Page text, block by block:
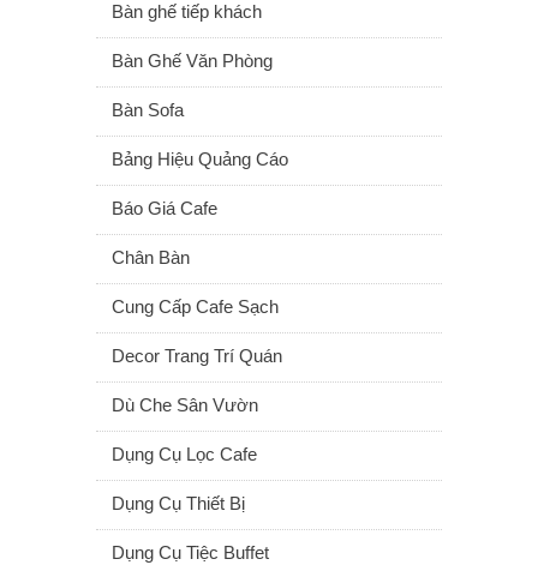
Bàn ghế tiếp khách
Bàn Ghế Văn Phòng
Bàn Sofa
Bảng Hiệu Quảng Cáo
Báo Giá Cafe
Chân Bàn
Cung Cấp Cafe Sạch
Decor Trang Trí Quán
Dù Che Sân Vườn
Dụng Cụ Lọc Cafe
Dụng Cụ Thiết Bị
Dụng Cụ Tiệc Buffet